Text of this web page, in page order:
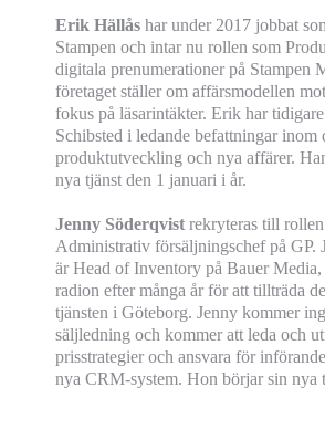
Erik Hällås har under 2017 jobbat
Stampen och intar nu rollen som
digitala prenumerationer på Stampen
företaget ställer om affärsmodellen
fokus på läsarintäkter. Erik har
Schibsted i ledande befattningar inom
produktutveckling och nya affärer.
nya tjänst den 1 januari i år.
Jenny Söderqvist rekryteras till
Administrativ försäljningschef på GP.
är Head of Inventory på Bauer Media,
radion efter många år för att tillträda
tjänsten i Göteborg. Jenny kommer
säljledning och kommer att leda och
prisstrategier och ansvara för
nya CRM-system. Hon börjar sin nya